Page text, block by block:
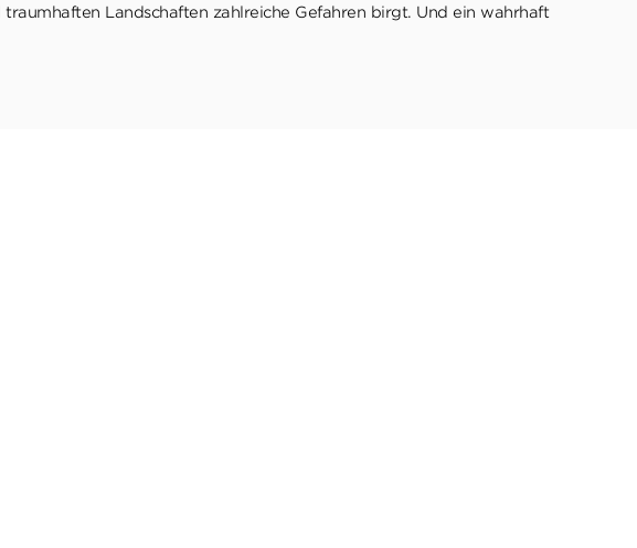
Landschaften zahlreiche Gefahren birgt. Und ein wahrhaft